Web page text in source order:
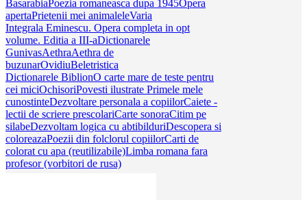
BasarabiaPoezia romaneasca dupa 1945Opera
apertaPrietenii mei animaleleVaria
Integrala Eminescu. Opera completa in opt
volume. Editia a III-aDictionarele
GunivasAethraAethra de
buzunarOvidiuBeletristica
Dictionarele BiblionO carte mare de teste pentru
cei miciOchisoriPovesti ilustrate Primele mele
cunostinteDezvoltare personala a copiilorCaiete -
lectii de scriere prescolariCarte sonoraCitim pe
silabeDezvoltam logica cu abtibilduriDescopera si
coloreazaPoezii din folclorul copiilorCarti de
colorat cu apa (reutilizabile)Limba romana fara
profesor (vorbitori de rusa)